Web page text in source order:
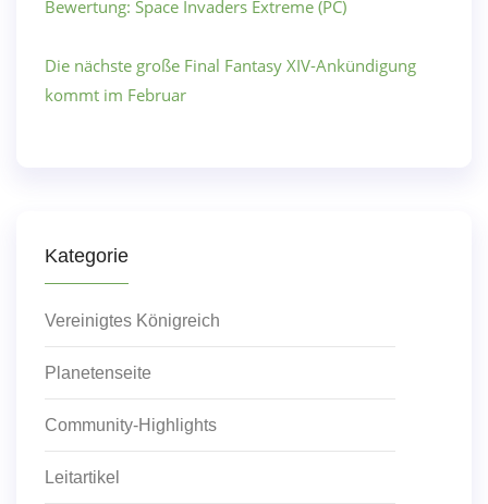
Bewertung: Space Invaders Extreme (PC)
Die nächste große Final Fantasy XIV-Ankündigung
kommt im Februar
Kategorie
Vereinigtes Königreich
Planetenseite
Community-Highlights
Leitartikel